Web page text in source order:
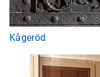
Kågeröd